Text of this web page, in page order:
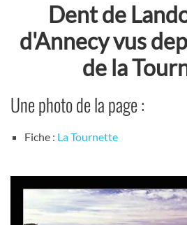
Dent de
d'Annecy vus
de la
Une photo de la page :
Fiche : La Tournette